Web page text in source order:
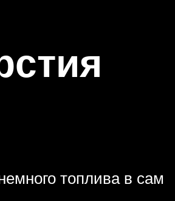
топлива в сам